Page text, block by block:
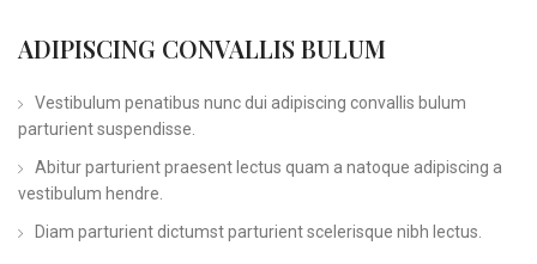
ADIPISCING CONVALLIS BULUM
Vestibulum penatibus nunc dui adipiscing convallis bulum
parturient suspendisse.
Abitur parturient praesent lectus quam a natoque adipiscing a
vestibulum hendre.
Diam parturient dictumst parturient scelerisque nibh lectus.